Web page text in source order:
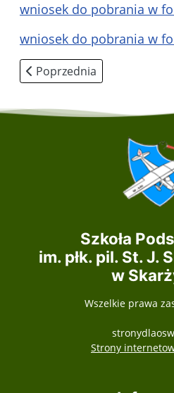
wniosek do pobrania w
wniosek do pobrania w
Poprzednia strona:
Poprzednia
Szkoła
im. płk. pil. St. J.
w
Wszelkie prawa
Strony